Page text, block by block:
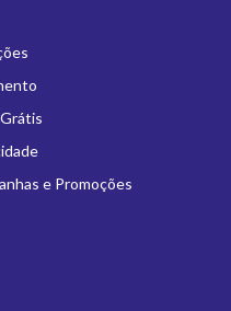
e Promoções